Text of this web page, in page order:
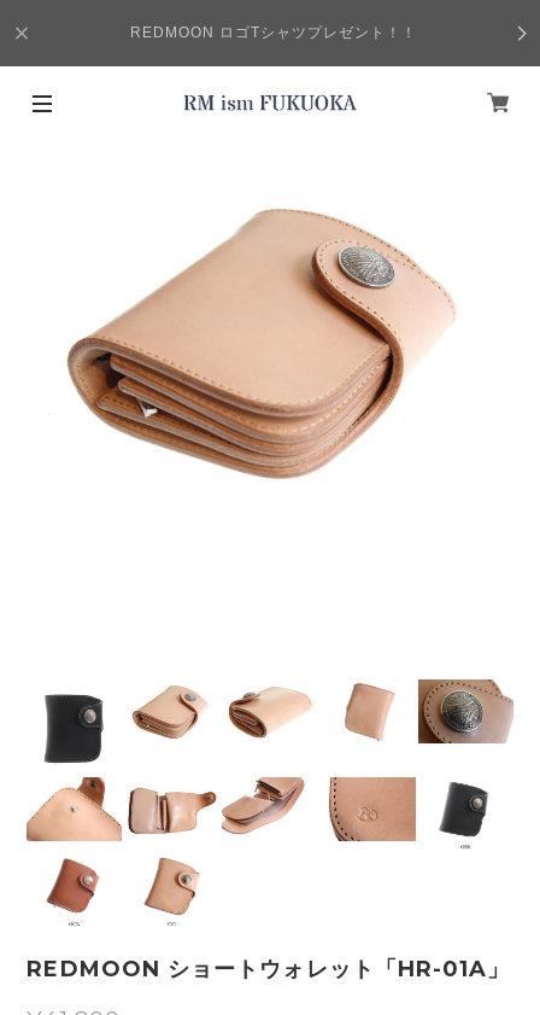
REDMOON ロゴTシャツプレゼント！！
REDMOON ショートウォレット「HR-01A」